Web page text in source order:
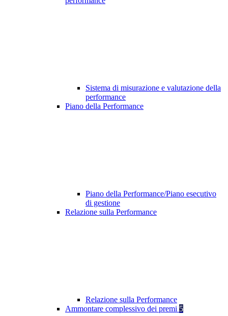
Sistema di misurazione e valutazione della
performance
Piano della Performance
Piano della Performance/Piano esecutivo
di gestione
Relazione sulla Performance
Relazione sulla Performance
Ammontare complessivo dei premi 5